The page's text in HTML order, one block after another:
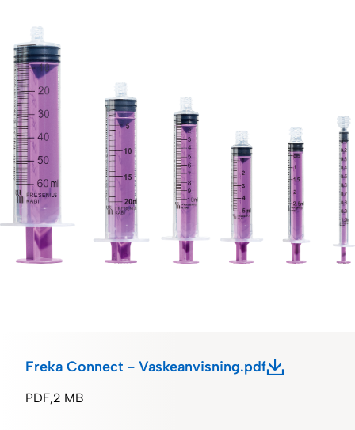
2 MB
PDF
Freka Connect - Vaskeanvisning.pdf